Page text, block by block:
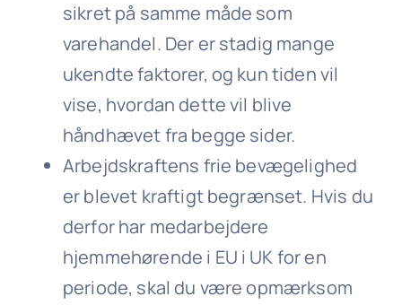
sikret på samme måde som
varehandel. Der er stadig mange
ukendte faktorer, og kun tiden vil
vise, hvordan dette vil blive
håndhævet fra begge sider.
Arbejdskraftens frie bevægelighed
er blevet kraftigt begrænset. Hvis du
derfor har medarbejdere
hjemmehørende i EU i UK for en
periode, skal du være opmærksom